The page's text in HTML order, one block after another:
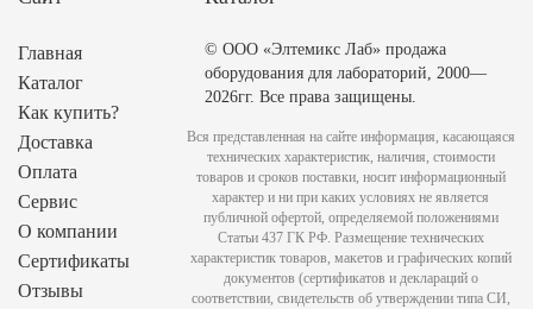
Главная
Каталог
Как купить?
Доставка
Оплата
Сервис
О компании
Сертификаты
Отзывы
© ООО «Элтемикс Лаб» продажа
оборудования для лабораторий, 2000—
2026гг. Все права защищены.
Вся представленная на сайте информация, касающаяся
технических характеристик, наличия, стоимости
товаров и сроков поставки, носит информационный
характер и ни при каких условиях не является
публичной офертой, определяемой положениями
Статьи 437 ГК РФ. Размещение технических
характеристик товаров, макетов и графических копий
документов (сертификатов и деклараций о
соответствии, свидетельств об утверждении типа СИ,